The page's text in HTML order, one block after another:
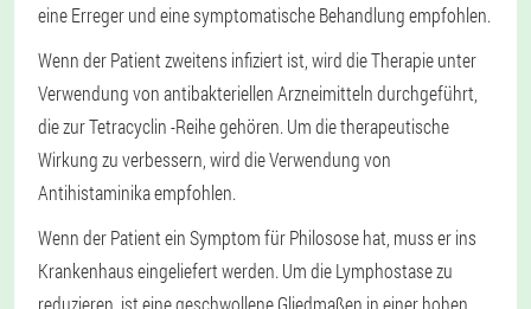
eine Erreger und eine symptomatische Behandlung empfohlen.
Wenn der Patient zweitens infiziert ist, wird die Therapie unter
Verwendung von antibakteriellen Arzneimitteln durchgeführt,
die zur Tetracyclin -Reihe gehören. Um die therapeutische
Wirkung zu verbessern, wird die Verwendung von
Antihistaminika empfohlen.
Wenn der Patient ein Symptom für Philosose hat, muss er ins
Krankenhaus eingeliefert werden. Um die Lymphostase zu
reduzieren, ist eine geschwollene Gliedmaßen in einer hohen